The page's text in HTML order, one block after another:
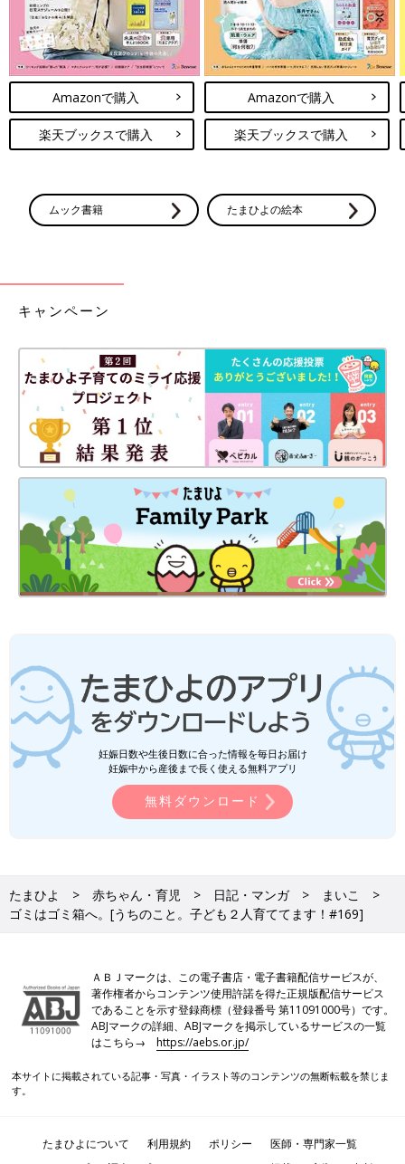
Amazonで購入
楽天ブックスで購入
Amazonで購入
楽天ブックスで購入
ムック書籍 たまひよの絵本
キャンペーン
妊娠日数や生後日数に合った情報を毎日お届け
妊娠中から産後まで長く使える無料アプリ
無料ダウンロード
たまひよ 赤ちゃん・育児 日記・マンガ
まいこ
ゴミはゴミ箱へ。[うちのこと。子ども２人育ててます！#169]
ＡＢＪマークは、この電子書店・電子書籍配信サービスが、
著作権者からコンテンツ使用許諾を得た正規版配信サービス
であることを示す登録商標（登録番号 第11091000号）です。
ABJマークの詳細、ABJマークを掲示しているサービスの一覧
はこちら→https://aebs.or.jp/
本サイトに掲載されている記事・写真・イラスト等のコンテンツの無断転載を禁じま
す。
たまひよについて 利用規約 ポリシー
医師・専門家一覧